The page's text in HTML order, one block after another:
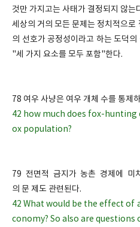
것만 가지고는 사태가 결정되지 않는
세상의 거의 모든 문제는 정치적으로
의 선호가 공정성이라고 하는 도덕
"세 가지 요소를 모두 포함"한다.
78 여우 사냥은 여우 개체 수를 통제
42 how much does fox-
ox population?
79 전면적 금지가 농촌 경제에 미
의 문 제도 관련된다.
42 What would be the effect
conomy? So also are questions